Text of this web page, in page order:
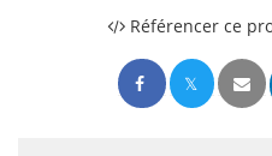
Référencer ce